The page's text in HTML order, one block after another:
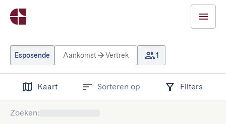
Esposende Aankomst Vertrek 1
Kaart Sorteren op Filters
Zoeken: